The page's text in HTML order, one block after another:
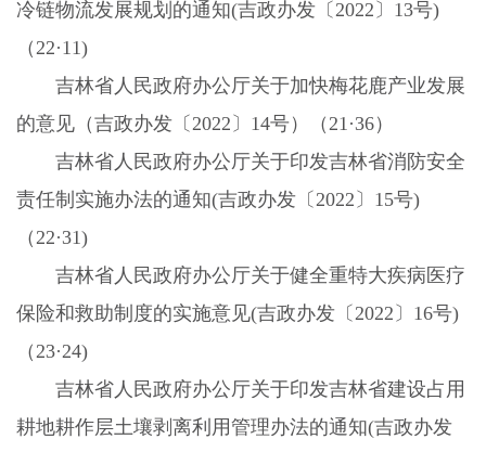
冷链物流发展规划的通知(吉政办发〔2022〕 13号)
（ 22·11)
吉林省人民政府办公厅关于加快梅花鹿产业发展
的意见（吉政办发〔2022〕 14号）（ 21 ·36）
吉林省人民政府办公厅关于印发吉林省消防安全
责任制实施办法的通知(吉政办发〔2022〕 15号)
（ 22·31)
吉林省人民政府办公厅关于健全重特大疾病医疗
保险和救助制度的实施意见(吉政办发〔2022〕 16号)
（ 23·24)
吉林省人民政府办公厅关于印发吉林省建设占用
耕地耕作层土壤剥离利用管理办法的通知(吉政办发